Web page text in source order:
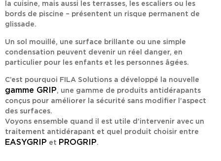
la cuisine, mais aussi les terrasses, les escaliers ou les
bords de piscine – présentent un risque permanent de
glissade.
Un sol mouillé, une surface brillante ou une simple
condensation peuvent devenir un réel danger, en
particulier pour les enfants et les personnes âgées.
C’est pourquoi FILA Solutions a développé la nouvelle
gamme GRIP, une gamme de produits antidérapants
conçus pour améliorer la sécurité sans modifier l’aspect
des surfaces.
Voyons ensemble quand il est utile d’intervenir avec un
traitement antidérapant et quel produit choisir entre
EASYGRIP et PROGRIP.